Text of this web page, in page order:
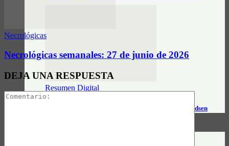
Resumen Digital
Resumen Digital Junio 2021 – Comunidad InfoBrandsen
Necrológicas
Necrológicas semanales: 27 de junio de 2026
DEJA UNA RESPUESTA